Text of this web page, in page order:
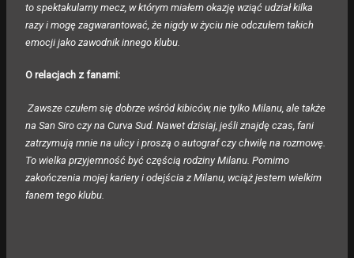
to spektakularny mecz, w którym miałem okazję wziąć udział kilka
razy i mogę zagwarantować, że nigdy w życiu nie odczułem takich
emocji jako zawodnik innego klubu.
O relacjach z fanami:
Zawsze czułem się dobrze wśród kibiców, nie tylko Milanu, ale także
na San Siro czy na Curva Sud. Nawet dzisiaj, jeśli znajdę czas, fani
zatrzymują mnie na ulicy i proszą o autograf czy chwilę na rozmowę.
To wielka przyjemność być częścią rodziny Milanu. Pomimo
zakończenia mojej kariery i odejścia z Milanu, wciąż jestem wielkim
fanem tego klubu.